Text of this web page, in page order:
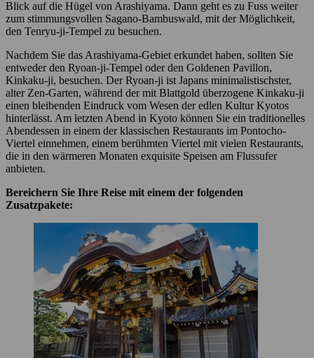
Blick auf die Hügel von Arashiyama. Dann geht es zu Fuss weiter
zum stimmungsvollen Sagano-Bambuswald, mit der Möglichkeit,
den Tenryu-ji-Tempel zu besuchen.
Nachdem Sie das Arashiyama-Gebiet erkundet haben, sollten Sie
entweder den Ryoan-ji-Tempel oder den Goldenen Pavillon,
Kinkaku-ji, besuchen. Der Ryoan-ji ist Japans minimalistischster,
alter Zen-Garten, während der mit Blattgold überzogene Kinkaku-ji
einen bleibenden Eindruck vom Wesen der edlen Kultur Kyotos
hinterlässt. Am letzten Abend in Kyoto können Sie ein traditionelles
Abendessen in einem der klassischen Restaurants im Pontocho-
Viertel einnehmen, einem berühmten Viertel mit vielen Restaurants,
die in den wärmeren Monaten exquisite Speisen am Flussufer
anbieten.
Bereichern Sie Ihre Reise mit einem der folgenden
Zusatzpakete: